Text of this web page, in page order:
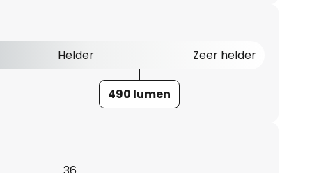
Helder Zeer helder
490 lumen